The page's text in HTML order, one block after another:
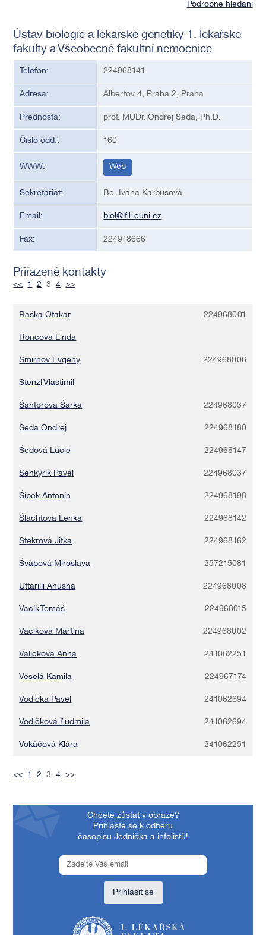
Podrobné hledání
Ústav biologie a lékařské genetiky 1. lékařské
fakulty a Všeobecné fakultní nemocnice
Telefon: 224968141
Adresa: Albertov 4, Praha 2, Praha
Přednosta: prof. MUDr. Ondřej Šeda, Ph.D.
Číslo odd.: 160
WWW: Web
Sekretariát: Bc. Ivana Karbusová
Email: biol@lf1.cuni.cz
Fax: 224918666
Přiřazené kontakty
<< 1 2 3 4 >>
Raška Otakar 224968001
Roncová Linda
Smirnov Evgeny 224968006
Stenzl Vlastimil
Šantorová Šárka 224968037
Šeda Ondřej 224968180
Šedová Lucie 224968147
Šenkyřík Pavel 224968037
Šípek Antonín 224968198
Šlachtová Lenka 224968142
Štekrová Jitka 224968162
Švábová Miroslava 257215081
Uttarilli Anusha 224968008
Vacík Tomáš 224968015
Vacíková Martina 224968002
Valíčková Anna 241062251
Veselá Kamila 224967174
Vodička Pavel 241062694
Vodičková Ľudmila 241062694
Vokáčová Klára 241062251
<< 1 2 3 4 >>
Chcete zůstat v obraze?
Přihlaste se k odběru
časopisu Jednička a infolistů!
Přihlásit se